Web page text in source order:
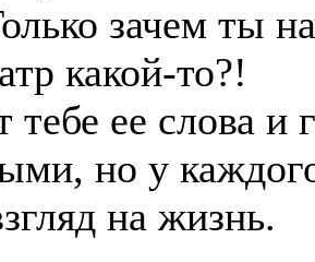
зачем ты
какой-то?!
ее слова и
но у
на жизнь.